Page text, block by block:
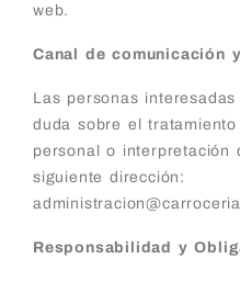
web.
Canal de comunicación
Las personas
duda sobre el
personal o interpretación
siguiente dirección:
Responsabilidad y